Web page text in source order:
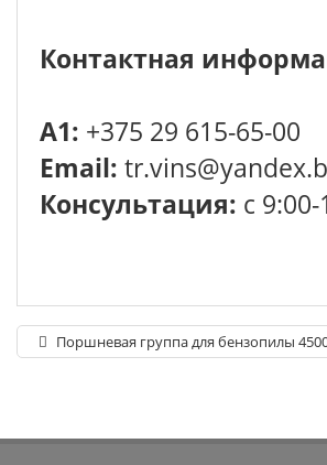
Контактная
A1: +375 29 615-65-00
Email:
Консультация: с
Поршневая группа для бензопилы